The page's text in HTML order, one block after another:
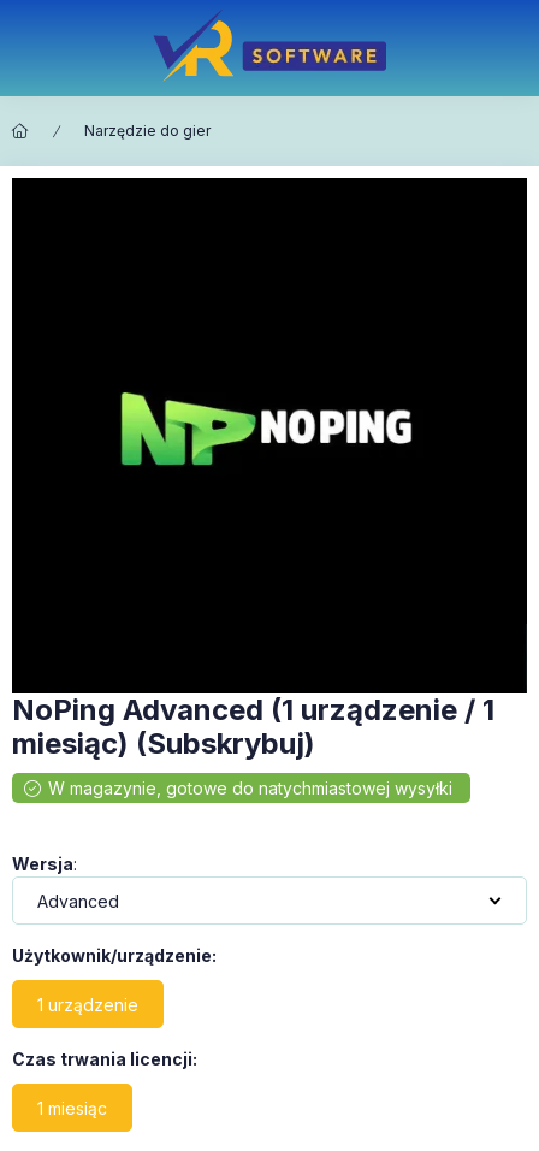
Narzędzie do gier
NoPing Advanced (1 urządzenie / 1
miesiąc) (Subskrybuj)
Wersja:
Użytkownik/urządzenie:
1 urządzenie
Czas trwania licencji:
1 miesiąc